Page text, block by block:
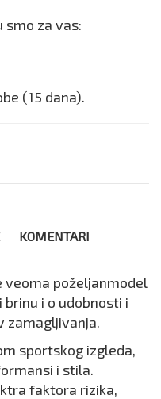
smo za vas:
(15 dana).
KOMENTARI
veoma poželjanmodel
i o udobnosti i
zamagljivanja.
sportskog izgleda,
i stila.
faktora rizika,